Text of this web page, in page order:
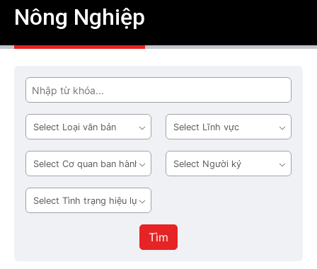
Nông Nghiệp
Tìm
Loại
văn
bản
Lĩnh
vực
Cơ
quan
ban
hành
Người
ký
Tình
trạng
Tìm